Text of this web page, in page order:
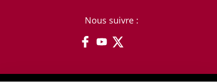
Nous suivre :